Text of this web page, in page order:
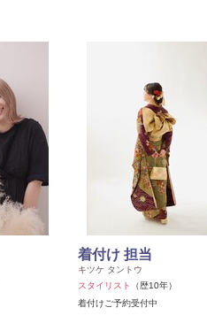
着付け 担当
キツケ タントウ
スタイリスト
（歴10年）
着付けご予約受付中